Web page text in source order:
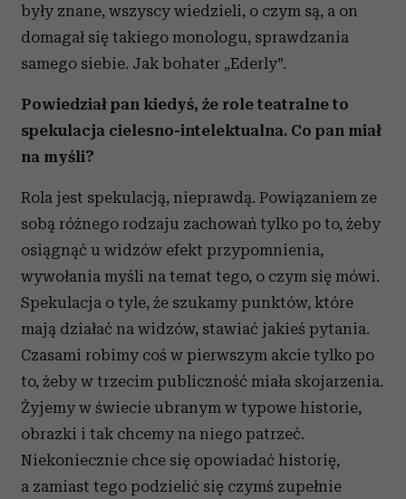
były znane, wszyscy wiedzieli, o czym są, a on
domagał się takiego monologu, sprawdzania
samego siebie. Jak bohater „Ederly”.
Powiedział pan kiedyś, że role teatralne to
spekulacja cielesno-intelektualna. Co pan miał
na myśli?
Rola jest spekulacją, nieprawdą. Powiązaniem ze
sobą różnego rodzaju zachowań tylko po to, żeby
osiągnąć u widzów efekt przypomnienia,
wywołania myśli na temat tego, o czym się mówi.
Spekulacja o tyle, że szukamy punktów, które
mają działać na widzów, stawiać jakieś pytania.
Czasami robimy coś w pierwszym akcie tylko po
to, żeby w trzecim publiczność miała skojarzenia.
Żyjemy w świecie ubranym w typowe historie,
obrazki i tak chcemy na niego patrzeć.
Niekoniecznie chce się opowiadać historię,
a zamiast tego podzielić się czymś zupełnie